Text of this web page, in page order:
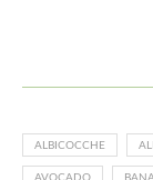
ALBICOCCHE
AVOCADO